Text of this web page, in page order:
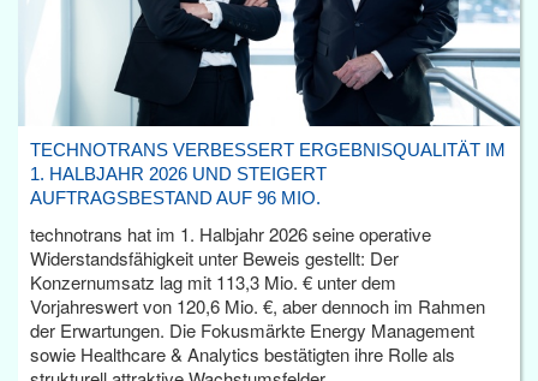
TECHNOTRANS VERBESSERT ERGEBNISQUALITÄT IM
1. HALBJAHR 2026 UND STEIGERT
AUFTRAGSBESTAND AUF 96 MIO.
technotrans hat im 1. Halbjahr 2026 seine operative
Widerstandsfähigkeit unter Beweis gestellt: Der
Konzernumsatz lag mit 113,3 Mio. € unter dem
Vorjahreswert von 120,6 Mio. €, aber dennoch im Rahmen
der Erwartungen. Die Fokusmärkte Energy Management
sowie Healthcare & Analytics bestätigten ihre Rolle als